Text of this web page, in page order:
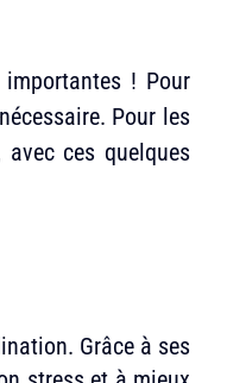
! Pour
Pour les
avec ces quelques
Grâce à ses